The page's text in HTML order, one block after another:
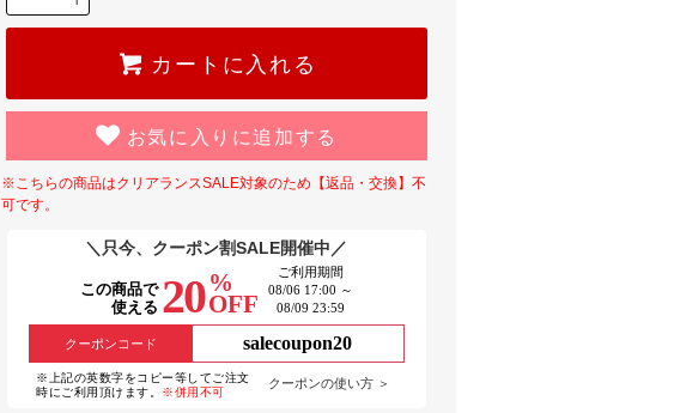
カートに入れる
お気に入りに追加する
※こちらの商品はクリアランスSALE対象のため【返品・交換】不
可です。
＼只今、クーポン割SALE開催中／
この商品で
使える 20 %
OFF
ご利用期間
08/06 17:00 ～
08/09 23:59
クーポンコード salecoupon20
※上記の英数字をコピー等してご注文
時にご利用頂けます。 ※併用不可
クーポンの使い方 ＞